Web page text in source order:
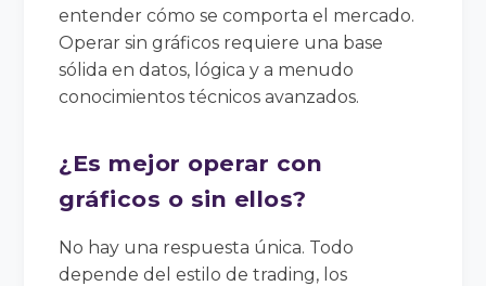
entender cómo se comporta el mercado.
Operar sin gráficos requiere una base
sólida en datos, lógica y a menudo
conocimientos técnicos avanzados.
¿Es mejor operar con
gráficos o sin ellos?
No hay una respuesta única. Todo
depende del estilo de trading, los